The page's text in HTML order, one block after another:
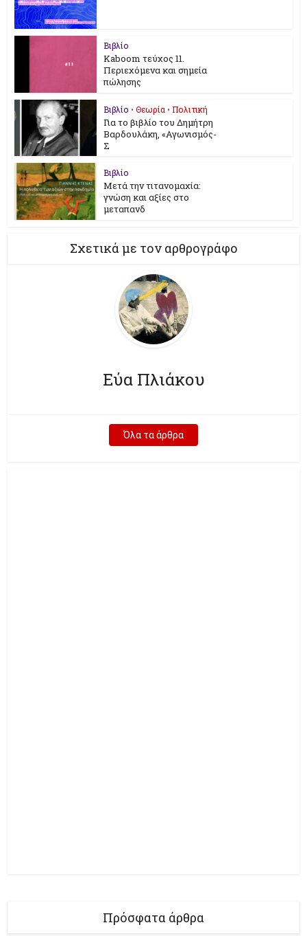
Βιβλίο
Kaboom τεύχος 11.
Περιεχόμενα και σημεία
πώλησης
Βιβλίο • Θεωρία • Πολιτική
Για το βιβλίο του Δημήτρη
Βαρδουλάκη, «Αγωνισμός-
Σ
Βιβλίο
Μετά την τιτανομαχία:
γνώση και αξίες στο
μεταπανδ
Σχετικά με τον αρθρογράφο
Εύα Πλιάκου
Όλα τα άρθρα
Πρόσφατα άρθρα